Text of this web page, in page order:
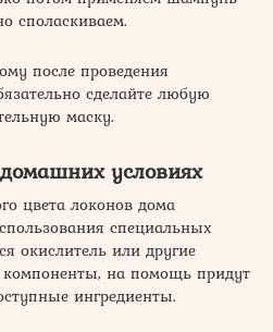
споласкиваем.
после проведения
сделайте любую
маску.
условиях
цвета локонов дома
специальных
окислитель или другие
компоненты, на помощь придут
ингредиенты.